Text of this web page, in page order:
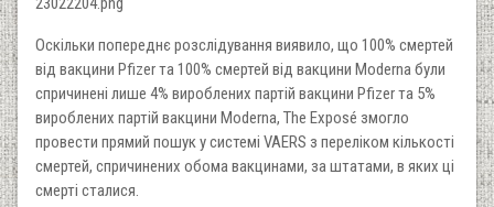
Оскільки попереднє розслідування виявило, що 100% смертей
від вакцини Pfizer та 100% смертей від вакцини Moderna були
спричинені лише 4% вироблених партій вакцини Pfizer та 5%
вироблених партій вакцини Moderna, The Exposé змогло
провести прямий пошук у системі VAERS з переліком кількості
смертей, спричинених обома вакцинами, за штатами, в яких ці
смерті сталися.